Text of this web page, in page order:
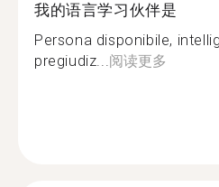
我的语言学习伙伴是
Persona disponibile,
pregiudiz...阅读更多